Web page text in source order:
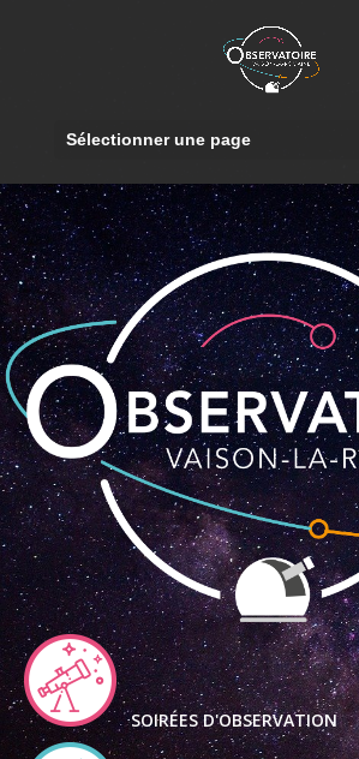
Sélectionner une page
SOIRÉES D'OBSERVATION